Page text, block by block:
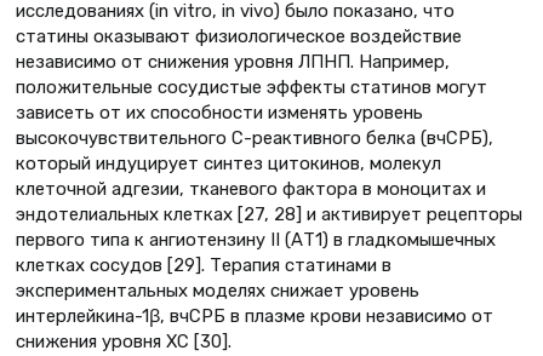
исследованиях (in vitro, in vivo) было показано, что
статины оказывают физиологическое воздействие
независимо от снижения уровня ЛПНП. Например,
положительные сосудистые эффекты статинов могут
зависеть от их способности изменять уровень
высокочувствительного С-реактивного белка (вчСРБ),
который индуцирует синтез цитокинов, молекул
клеточной адгезии, тканевого фактора в моноцитах и
эндотелиальных клетках [27, 28] и активирует рецепторы
первого типа к ангиотензину II (АТ1) в гладкомышечных
клетках сосудов [29]. Терапия статинами в
экспериментальных моделях снижает уровень
интерлейкина-1β, вчСРБ в плазме крови независимо от
снижения уровня ХС [30].